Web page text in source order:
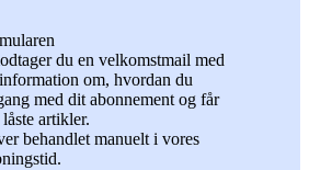
du en velkomstmail med
om, hvordan du
med dit abonnement og får
artikler.
behandlet manuelt i vores